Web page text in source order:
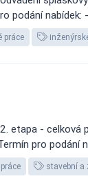
podání
práce
etapa -
pro podání
stavební a